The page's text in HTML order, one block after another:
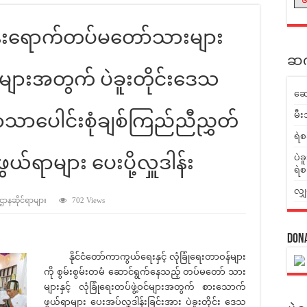
ာက်တပ်မတော်သားများ
ျားအတွက် ပဲခူးတိုင်းဒေသ
သာပေါင်းစုံချစ်ကြည်ညီညွှတ်
ာများ ပေးပို့လှူဒါန်း
ဆိုင်ရာများ 702 Views
နိုင်ငံတော်ကာကွယ်ရေးနှင့် လုံခြုံရေးတာဝန်များ
ကို စွမ်းစွမ်းတမံ ဆောင်ရွက်နေသည့် တပ်မတော် သား
များနှင့် လုံခြုံရေးတပ်ဖွဲ့ဝင်များအတွက် စားသောက်
ဖွယ်ရာများ ပေးအပ်လှူဒါန်းခြင်းအား ပဲခူးတိုင်း ဒေသ
ဆ
ဆ
မီး
ရဲစ
ပဲ
ရဲစ
လ